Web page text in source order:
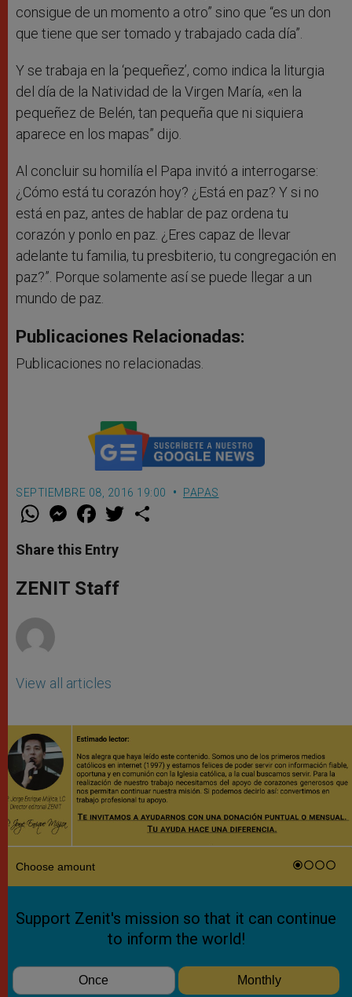
consigue de un momento a otro” sino que “es un don
que tiene que ser tomado y trabajado cada día”.
Y se trabaja en la ‘pequeñez’, como indica la liturgia
del día de la Natividad de la Virgen María, «en la
pequeñez de Belén, tan pequeña que ni siquiera
aparece en los mapas” dijo.
Al concluir su homilía el Papa invitó a interrogarse:
¿Cómo está tu corazón hoy? ¿Está en paz? Y si no
está en paz, antes de hablar de paz ordena tu
corazón y ponlo en paz. ¿Eres capaz de llevar
adelante tu familia, tu presbiterio, tu congregación en
paz?”. Porque solamente así se puede llegar a un
mundo de paz.
Publicaciones Relacionadas:
Publicaciones no relacionadas.
SEPTIEMBRE 08, 2016 19:00 PAPAS
W
t
s
p
p
M
e
s
e
g
e
F
a
e
b
o
k
w
Share this Entry
ZENIT Staff
View all articles